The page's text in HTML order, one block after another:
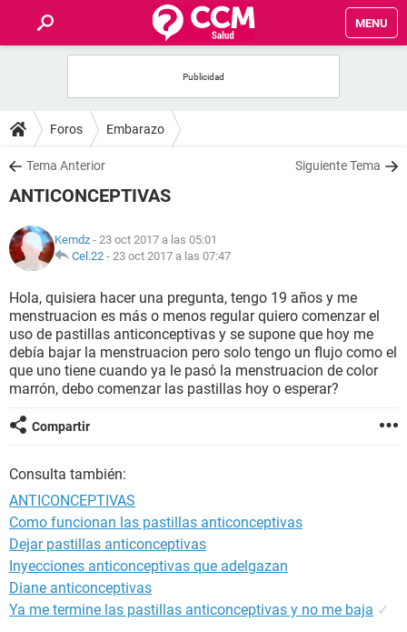
MENU
FOROS
SALUD
NUTRICIÓN
BIENESTAR
SEXUALIDAD
GLOSARIO
Foros Embarazo
Tema Anterior Siguiente Tema
ANTICONCEPTIVAS
Kemdz - 23 oct 2017 a las 05:01
Cel.22 - 23 oct 2017 a las 07:47
Hola, quisiera hacer una pregunta, tengo 19 años y me
menstruacion es más o menos regular quiero comenzar el
uso de pastillas anticonceptivas y se supone que hoy me
debía bajar la menstruacion pero solo tengo un flujo como el
que uno tiene cuando ya le pasó la menstruacion de color
marrón, debo comenzar las pastillas hoy o esperar?
Compartir
Consulta también:
ANTICONCEPTIVAS
Como funcionan las pastillas anticonceptivas
Dejar pastillas anticonceptivas
Inyecciones anticonceptivas que adelgazan
Diane anticonceptivas
Ya me termine las pastillas anticonceptivas y no me baja ✓